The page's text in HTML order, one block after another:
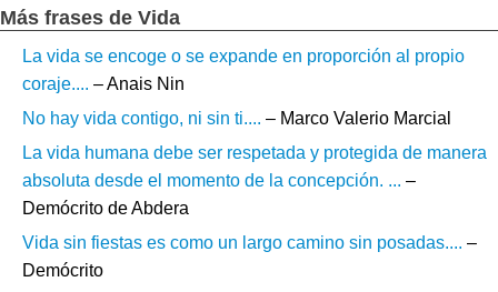
Más frases de Vida
La vida se encoge o se expande en proporción al propio
coraje.... – Anais Nin
No hay vida contigo, ni sin ti.... – Marco Valerio Marcial
La vida humana debe ser respetada y protegida de manera
absoluta desde el momento de la concepción. ... –
Demócrito de Abdera
Vida sin fiestas es como un largo camino sin posadas.... –
Demócrito